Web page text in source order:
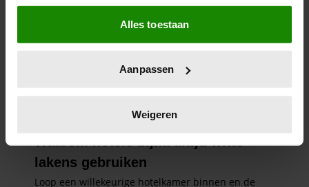
Als u het toestaat, willen we ook graag:
Informatie verzamelen over uw geografische
locatie, die tot een paar meter nauwkeurig kan zijn
scannen op specifieke eigenschappen (fingerprinting)
verwerkt en stel uw voorkeuren in het
intrekken in de Cookieverklaring.
We gebruiken cookies om content en advertenties te
Alles toestaan
Aanpassen
Weigeren